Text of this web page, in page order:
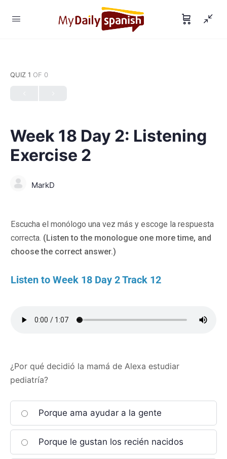
QUIZ 1 OF 0
Week 18 Day 2: Listening
Exercise 2
MarkD
Escucha el monólogo una vez más y escoge la respuesta
correcta. (Listen to the monologue one more time, and
choose the correct answer.)
Listen to Week 18 Day 2 Track 12
¿Por qué decidió la mamá de Alexa estudiar
pediatría?
Porque ama ayudar a la gente
Porque le gustan los recién nacidos